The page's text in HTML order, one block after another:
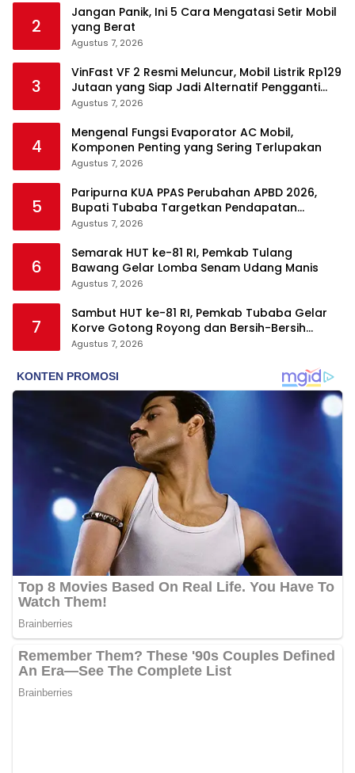
2
Jangan Panik, Ini 5 Cara Mengatasi Setir Mobil
yang Berat
Agustus 7, 2026
3
VinFast VF 2 Resmi Meluncur, Mobil Listrik Rp129
Jutaan yang Siap Jadi Alternatif Pengganti
Motor
Agustus 7, 2026
4
Mengenal Fungsi Evaporator AC Mobil,
Komponen Penting yang Sering Terlupakan
Agustus 7, 2026
5
Paripurna KUA PPAS Perubahan APBD 2026,
Bupati Tubaba Targetkan Pendapatan
Daerah Rp820,3 Miliar
Agustus 7, 2026
6
Semarak HUT ke-81 RI, Pemkab Tulang
Bawang Gelar Lomba Senam Udang Manis
Agustus 7, 2026
7
Sambut HUT ke-81 RI, Pemkab Tubaba Gelar
Korve Gotong Royong dan Bersih-Bersih
Serentak
Agustus 7, 2026